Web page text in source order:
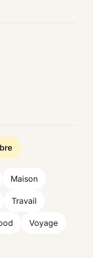
Maison
Travail
Voyage